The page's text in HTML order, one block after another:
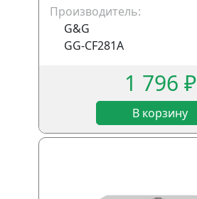
Производитель:
G&G
GG-CF281A
1 796 ₽
В корзину